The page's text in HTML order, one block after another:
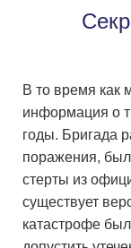
В то время как
информация о
годы. Бригада
поражения,
стерты из
существует
катастрофе